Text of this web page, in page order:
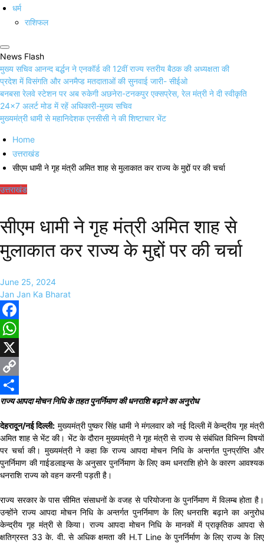
धर्म
राशिफल
News Flash
मुख्य सचिव आनन्द बर्द्धन ने एनकॉर्ड की 12वीं राज्य स्तरीय बैठक की अध्यक्षता की
प्रदेश में विसंगति और अनमैप्ड मतदाताओं की सुनवाई जारी- सीईओ
बनबसा रेलवे स्टेशन पर अब रुकेगी अछनेरा-टनकपुर एक्सप्रेस, रेल मंत्री ने दी स्वीकृति
24×7 अलर्ट मोड में रहें अधिकारी-मुख्य सचिव
मुख्यमंत्री धामी से महानिदेशक एनसीसी ने की शिष्टाचार भेंट
Home
उत्तराखंड
सीएम धामी ने गृह मंत्री अमित शाह से मुलाकात कर राज्य के मुद्दों पर की चर्चा
उत्तराखंड
सीएम धामी ने गृह मंत्री अमित शाह से
मुलाकात कर राज्य के मुद्दों पर की चर्चा
June 25, 2024
Jan Jan Ka Bharat
Facebook
WhatsApp
X
Copy
Link
Share
राज्य आपदा मोचन निधि के तहत पुनर्निमाण की धनराशि बढ़ाने का अनुरोध
देहरादून/नई दिल्ली: मुख्यमंत्री पुष्कर सिंह धामी ने मंगलवार को नई दिल्ली में केन्द्रीय गृह मंत्री
अमित शाह से भेंट की। भेंट के दौरान मुख्यमंत्री ने गृह मंत्री से राज्य से संबंधित विभिन्न विषयों
पर चर्चा की। मुख्यमंत्री ने कहा कि राज्य आपदा मोचन निधि के अन्तर्गत पुनर्प्राप्ति और
पुनर्निमाण की गाईडलाइन्स के अनुसार पुनर्निमाण के लिए कम धनराशि होने के कारण आवश्यक
धनराशि राज्य को वहन करनी पड़ती है।
राज्य सरकार के पास सीमित संसाधनों के वजह से परियोजना के पुनर्निमाण में विलम्ब होता है।
उन्होंने राज्य आपदा मोचन निधि के अन्तर्गत पुनर्निमाण के लिए धनराशि बढ़ाने का अनुरोध
केन्द्रीय गृह मंत्री से किया। राज्य आपदा मोचन निधि के मानकों में प्राकृतिक आपदा से
क्षतिग्रस्त 33 के. वी. से अधिक क्षमता की H.T Line के पुनर्निर्माण के लिए राज्य के लिए